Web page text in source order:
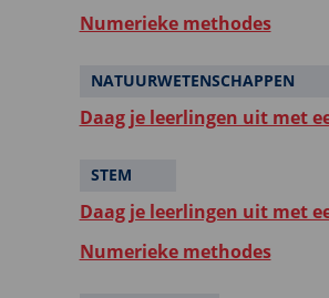
Numerieke methodes
NATUURWETENSCHAPPEN
Daag je leerlingen uit met
STEM
Daag je leerlingen uit met
Numerieke methodes